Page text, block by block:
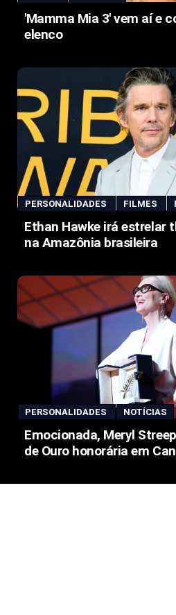
'Mamma Mia 3' vem aí e
elenco
PERSONALIDADES FILMES
Ethan Hawke irá estrelar
na Amazônia brasileira
PERSONALIDADES NOTÍCIAS
Emocionada, Meryl
de Ouro honorária em